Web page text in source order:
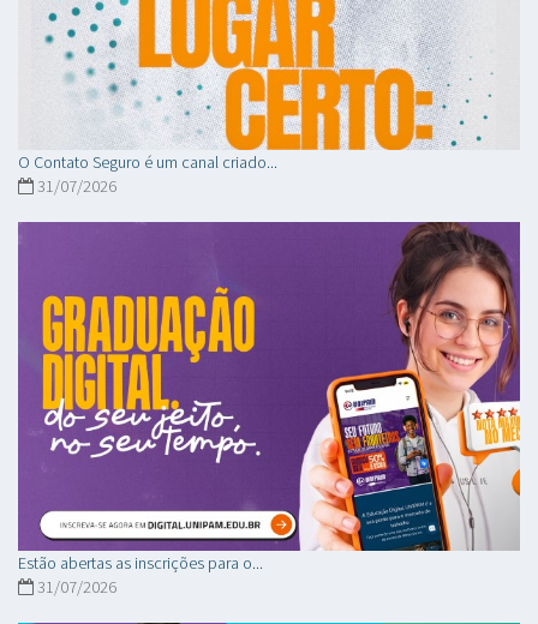
O Contato Seguro é um canal criado...
31/07/2026
Estão abertas as inscrições para o...
31/07/2026